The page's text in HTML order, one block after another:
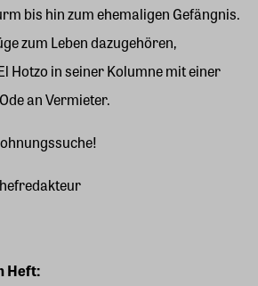
bis hin zum ehemaligen Gefängnis.
zum Leben dazugehören,
Hotzo in seiner Kolumne mit einer
an Vermieter.
Heft: